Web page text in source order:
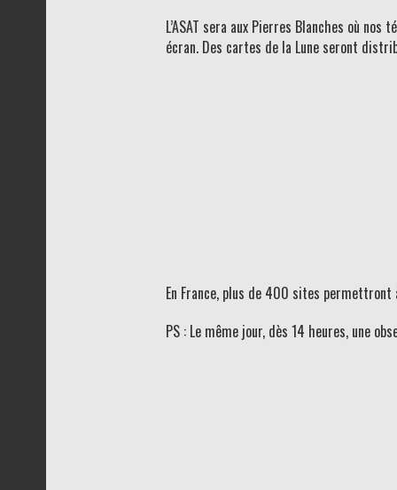
L’ASAT sera aux Pierres Blanches où
écran. Des cartes de la Lune seront
En France, plus de 400 sites
PS : Le même jour, dès 14 heures, une